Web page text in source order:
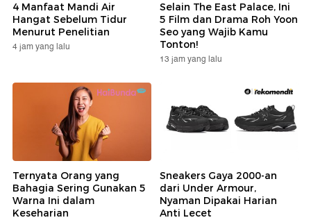
4 Manfaat Mandi Air
Hangat Sebelum Tidur
Menurut Penelitian
4 jam yang lalu
Selain The East Palace, Ini
5 Film dan Drama Roh Yoon
Seo yang Wajib Kamu
Tonton!
13 jam yang lalu
Ternyata Orang yang
Bahagia Sering Gunakan 5
Warna Ini dalam
Keseharian
Sneakers Gaya 2000-an
dari Under Armour,
Nyaman Dipakai Harian
Anti Lecet